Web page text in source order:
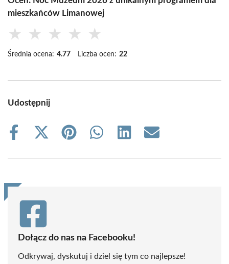
mieszkańców Limanowej
★ ★ ★ ★ ★
Średnia ocena: 4.77 Liczba ocen: 22
Udostępnij
Share
Share
(Twitter)
Share
Share
Share
Share
Dołącz do nas na Facebooku!
Odkrywaj, dyskutuj i dziel się tym co najlepsze!